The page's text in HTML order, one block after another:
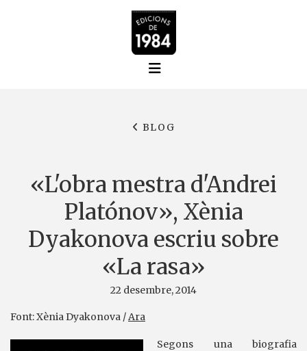
BLOG
«L'obra mestra d'Andrei
Platónov», Xènia
Dyakonova escriu sobre
«La rasa»
22 desembre, 2014
Font: Xènia Dyakonova /Ara
Segons una biografia